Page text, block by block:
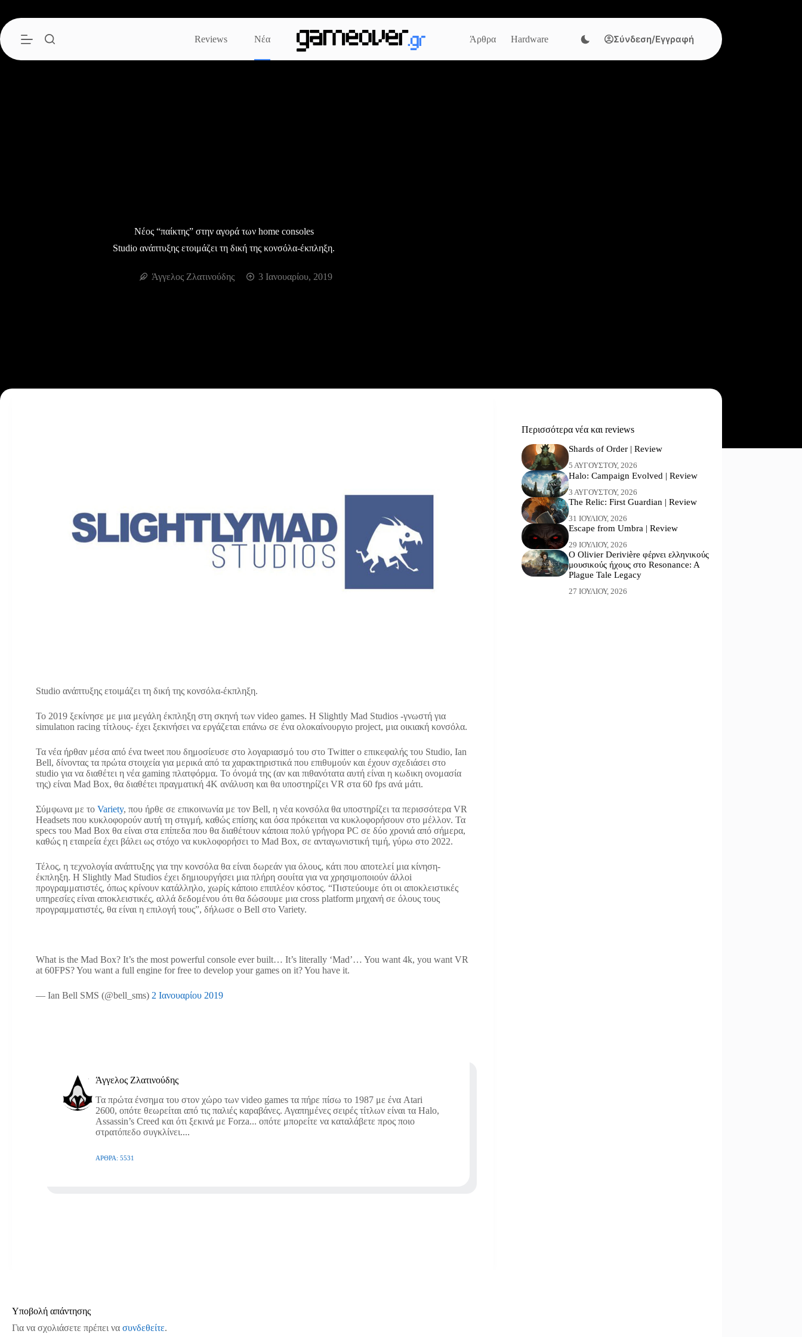
περιεχόμενο
Reviews
Νέα Άρθρα Hardware Σύνδεση/Εγγραφή
Νέος “παίκτης” στην αγορά των home consoles
Studio ανάπτυξης ετοιμάζει τη δική της κονσόλα-έκπληξη.
Άγγελος Ζλατινούδης 3 Ιανουαρίου, 2019
Studio ανάπτυξης ετοιμάζει τη δική της κονσόλα-έκπληξη.
Το 2019 ξεκίνησε με μια μεγάλη έκπληξη στη σκηνή των video games. Η Slightly Mad Studios -γνωστή για
simulatιοn racing τίτλους- έχει ξεκινήσει να εργάζεται επάνω σε ένα ολοκαίνουργιο project, μια οικιακή κονσόλα.
Τα νέα ήρθαν μέσα από ένα tweet που δημοσίευσε στο λογαριασμό του στο Twitter ο επικεφαλής του Studio, Ian
Bell, δίνοντας τα πρώτα στοιχεία για μερικά από τα χαρακτηριστικά που επιθυμούν και έχουν σχεδιάσει στο
studio για να διαθέτει η νέα gaming πλατφόρμα. Το όνομά της (αν και πιθανότατα αυτή είναι η κωδικη ονομασία
της) είναι Mad Box, θα διαθέτει πραγματική 4Κ ανάλυση και θα υποστηρίζει VR στα 60 fps ανά μάτι.
Σύμφωνα με το Variety, που ήρθε σε επικοινωνία με τον Bell, η νέα κονσόλα θα υποστηρίζει τα περισσότερα VR
Headsets που κυκλοφορούν αυτή τη στιγμή, καθώς επίσης και όσα πρόκειται να κυκλοφορήσουν στο μέλλον. Τα
specs του Mad Box θα είναι στα επίπεδα που θα διαθέτουν κάποια πολύ γρήγορα PC σε δύο χρονιά από σήμερα,
καθώς η εταιρεία έχει βάλει ως στόχο να κυκλοφορήσει το Mad Box, σε ανταγωνιστική τιμή, γύρω στο 2022.
Τέλος, η τεχνολογία ανάπτυξης για την κονσόλα θα είναι δωρεάν για όλους, κάτι που αποτελεί μια κίνηση-
έκπληξη. Η Slightly Mad Studios έχει δημιουργήσει μια πλήρη σουίτα για να χρησιμοποιούν άλλοi
προγραμματιστές, όπως κρίνουν κατάλληλο, χωρίς κάποιο επιπλέον κόστος. “Πιστεύουμε ότι οι αποκλειστικές
υπηρεσίες είναι αποκλειστικές, αλλά δεδομένου ότι θα δώσουμε μια cross platform μηχανή σε όλους τους
προγραμματιστές, θα είναι η επιλογή τους”, δήλωσε ο Bell στο Variety.
What is the Mad Box? It’s the most powerful console ever built… It’s literally ‘Mad’… You want 4k, you want VR
at 60FPS? You want a full engine for free to develop your games on it? You have it.
— Ian Bell SMS (@bell_sms) 2 Ιανουαρίου 2019
Άγγελος Ζλατινούδης
Τα πρώτα ένσημα του στον χώρο των video games τα πήρε πίσω το 1987 με ένα Atari
2600, οπότε θεωρείται από τις παλιές καραβάνες. Αγαπημένες σειρές τίτλων είναι τα Halo,
Assassin’s Creed και ότι ξεκινά με Forza... οπότε μπορείτε να καταλάβετε προς ποιο
στρατόπεδο συγκλίνει....
ΆΡΘΡΑ: 5531
Περισσότερα νέα και reviews
Shards of Order | Review
5 ΑΥΓΟΎΣΤΟΥ, 2026
Halo: Campaign Evolved | Review
3 ΑΥΓΟΎΣΤΟΥ, 2026
The Relic: First Guardian | Review
31 ΙΟΥΛΊΟΥ, 2026
Escape from Umbra | Review
29 ΙΟΥΛΊΟΥ, 2026
Ο Olivier Derivière φέρνει ελληνικούς
μουσικούς ήχους στο Resonance: A
Plague Tale Legacy
27 ΙΟΥΛΊΟΥ, 2026
Υποβολή απάντησης
Για να σχολιάσετε πρέπει να συνδεθείτε.